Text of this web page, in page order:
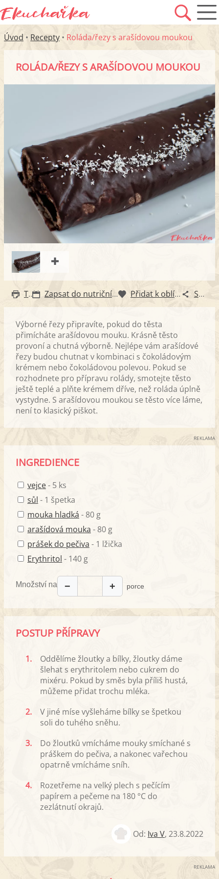
Úvod • Recepty • Roláda/řezy s arašídovou moukou
ROLÁDA/ŘEZY S ARAŠÍDOVOU MOUKOU
Tisk Zapsat do nutričního diáře Přidat k oblíbeným Sdílet
Výborné řezy připravíte, pokud do těsta
přimícháte arašídovou mouku. Krásně těsto
provoní a chutná výborně. Nejlépe vám arašídové
řezy budou chutnat v kombinaci s čokoládovým
krémem nebo čokoládovou polevou. Pokud se
rozhodnete pro přípravu rolády, smotejte těsto
ještě teplé a plňte krémem dříve, než roláda úplně
vystydne. S arašídovou moukou se těsto více láme,
není to klasický piškot.
REKLAMA
INGREDIENCE
vejce- 5 ks
sůl - 1 špetka
mouka hladká - 80 g
arašídová mouka - 80 g
prášek do pečiva - 1 lžička
Erythritol - 140 g
Množství na − + porce
POSTUP PŘÍPRAVY
1.
Oddělíme žloutky a bílky, žloutky dáme
šlehat s erythritolem nebo cukrem do
mixéru. Pokud by směs byla příliš hustá,
můžeme přidat trochu mléka.
2.
V jiné míse vyšleháme bílky se špetkou
soli do tuhého sněhu.
3.
Do žloutků vmícháme mouky smíchané s
práškem do pečiva, a nakonec vařechou
opatrně vmícháme sníh.
4.
Rozetřeme na velký plech s pečícím
papírem a pečeme na 180 °C do
zezlátnutí okrajů.
Od: Iva V, 23.8.2022
REKLAMA